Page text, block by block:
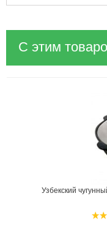
С этим
Узбекский